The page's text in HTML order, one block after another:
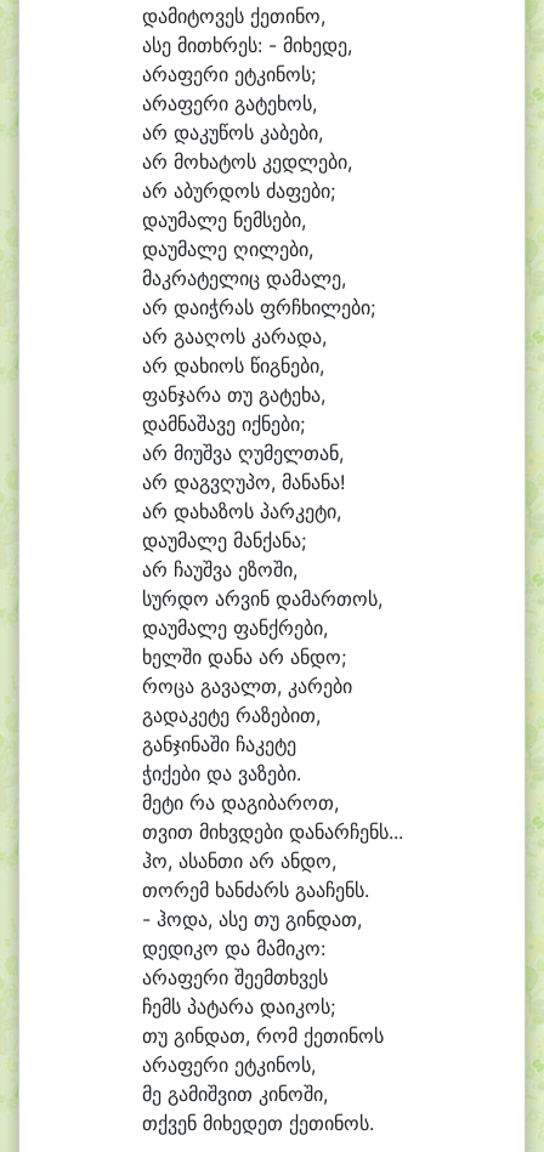
დამიტოვეს ქეთინო,
ასე მითხრეს: - მიხედე,
არაფერი ეტკინოს;
არაფერი გატეხოს,
არ დაკუწოს კაბები,
არ მოხატოს კედლები,
არ აბურდოს ძაფები;
დაუმალე ნემსები,
დაუმალე ღილები,
მაკრატელიც დამალე,
არ დაიჭრას ფრჩხილები;
არ გააღოს კარადა,
არ დახიოს წიგნები,
ფანჯარა თუ გატეხა,
დამნაშავე იქნები;
არ მიუშვა ღუმელთან,
არ დაგვღუპო, მანანა!
არ დახაზოს პარკეტი,
დაუმალე მანქანა;
არ ჩაუშვა ეზოში,
სურდო არვინ დამართოს,
დაუმალე ფანქრები,
ხელში დანა არ ანდო;
როცა გავალთ, კარები
გადაკეტე რაზებით,
განჯინაში ჩაკეტე
ჭიქები და ვაზები.
მეტი რა დაგიბაროთ,
თვით მიხვდები დანარჩენს...
ჰო, ასანთი არ ანდო,
თორემ ხანძარს გააჩენს.
- ჰოდა, ასე თუ გინდათ,
დედიკო და მამიკო:
არაფერი შეემთხვეს
ჩემს პატარა დაიკოს;
თუ გინდათ, რომ ქეთინოს
არაფერი ეტკინოს,
მე გამიშვით კინოში,
თქვენ მიხედეთ ქეთინოს.